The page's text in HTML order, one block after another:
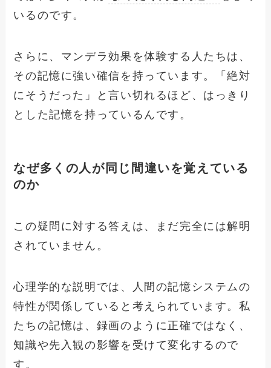
いるのです。
さらに、マンデラ効果を体験する人たちは、
その記憶に強い確信を持っています。「絶対
にそうだった」と言い切れるほど、はっきり
とした記憶を持っているんです。
なぜ多くの人が同じ間違いを覚えている
のか
この疑問に対する答えは、まだ完全には解明
されていません。
心理学的な説明では、人間の記憶システムの
特性が関係していると考えられています。私
たちの記憶は、録画のように正確ではなく、
知識や先入観の影響を受けて変化するので
す。